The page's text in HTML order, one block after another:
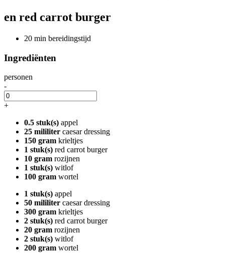
en red carrot burger
20 min bereidingstijd
Ingrediënten
personen
-
+
0.5 stuk(s) appel
25 mililiter caesar dressing
150 gram krieltjes
1 stuk(s) red carrot burger
10 gram rozijnen
1 stuk(s) witlof
100 gram wortel
1 stuk(s) appel
50 mililiter caesar dressing
300 gram krieltjes
2 stuk(s) red carrot burger
20 gram rozijnen
2 stuk(s) witlof
200 gram wortel